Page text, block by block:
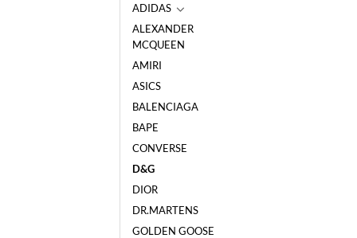
ADIDAS
ALEXANDER
MCQUEEN
AMIRI
ASICS
BALENCIAGA
BAPE
CONVERSE
D&G
DIOR
DR.MARTENS
GOLDEN GOOSE